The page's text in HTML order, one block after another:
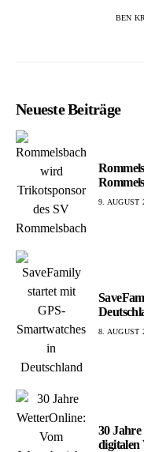
BEN
Neueste Beiträge
9. AUGUST
8. AUGUST
30
digitalen